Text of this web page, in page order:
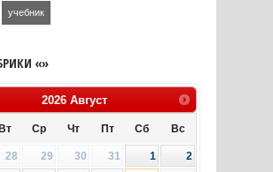
учебник
«»
2026 Август
Вт Ср Чт Пт Сб Вс
28 29 30 31 1
2